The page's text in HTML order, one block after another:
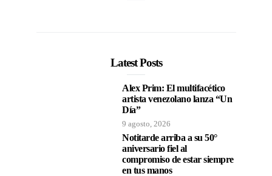
Latest Posts
Alex Prim: El multifacético
artista venezolano lanza “Un
Día”
9 agosto, 2026
Notitarde arriba a su 50°
aniversario fiel al
compromiso de estar siempre
en tus manos